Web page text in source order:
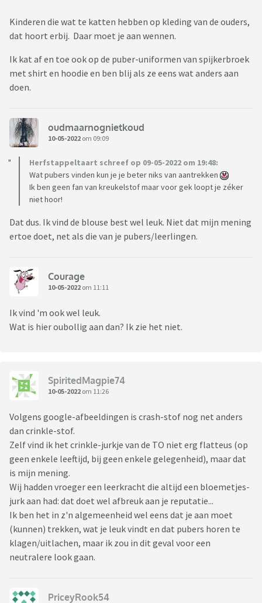
Kinderen die wat te katten hebben op kleding van de ouders,
dat hoort erbij. Daar moet je aan wennen.
Ik kat af en toe ook op de puber-uniformen van spijkerbroek
met shirt en hoodie en ben blij als ze eens wat anders aan
doen.
oudmaarnognietkoud
10-05-2022 om 09:09
Herfstappeltaart schreef op 09-05-2022 om 19:48:
Wat pubers vinden kun je je beter niks van aantrekken
Ik ben geen fan van kreukelstof maar voor gek loopt je zéker
niet hoor!
Dat dus. Ik vind de blouse best wel leuk. Niet dat mijn mening
ertoe doet, net als die van je pubers/leerlingen.
Courage
10-05-2022 om 11:11
Ik vind 'm ook wel leuk.
Wat is hier oubollig aan dan? Ik zie het niet.
SpiritedMagpie74
10-05-2022 om 11:26
Volgens google-afbeeldingen is crash-stof nog net anders
dan crinkle-stof.
Zelf vind ik het crinkle-jurkje van de TO niet erg flatteus (op
geen enkele leeftijd, bij geen enkele gelegenheid), maar dat
is mijn mening.
Wij hadden vroeger een leerkracht die altijd een bloemetjes-
jurk aan had: dat doet wel afbreuk aan je reputatie...
Ik ben het in z'n algemeenheid wel eens dat je aan moet
(kunnen) trekken, wat je leuk vindt en dat pubers horen te
klagen/uitlachen, maar ik zou in dit geval voor een
neutralere look gaan.
PriceyRook54